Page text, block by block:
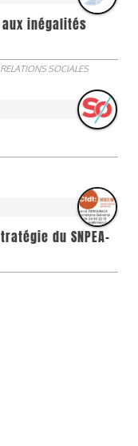
inégalités
RELATIONS SOCIALES
du SNPEA-